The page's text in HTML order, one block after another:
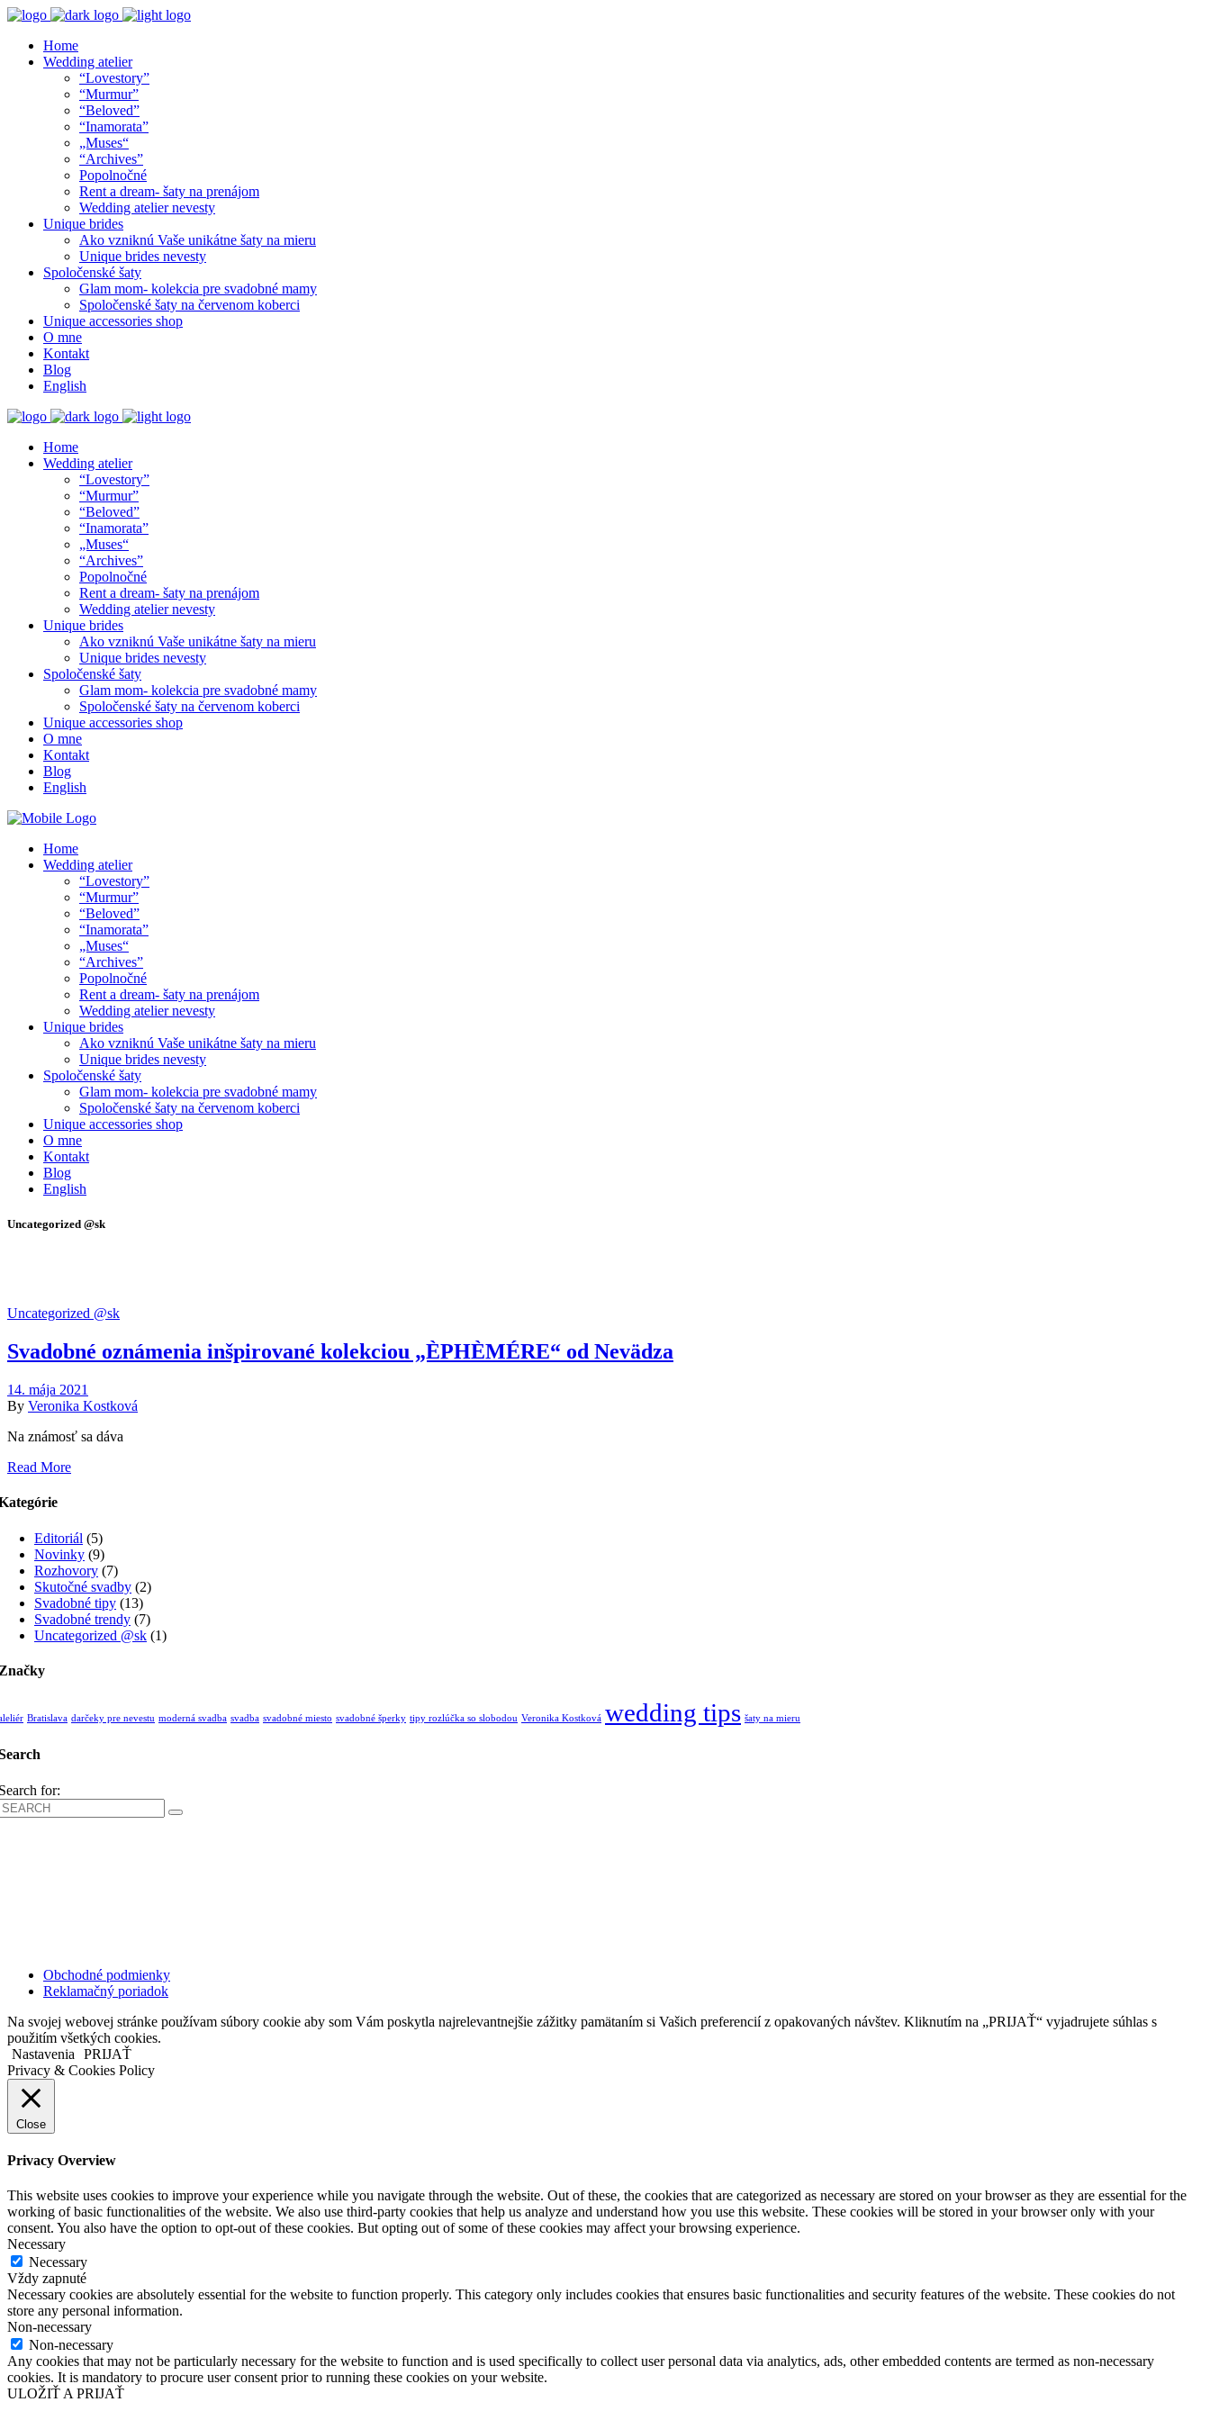
Home
Wedding atelier
“Lovestory”
“Murmur”
“Beloved”
“Inamorata”
„Muses“
“Archives”
Popolnočné
Rent a dream- šaty na prenájom
Wedding atelier nevesty
Unique brides
Ako vzniknú Vaše unikátne šaty na mieru
Unique brides nevesty
Spoločenské šaty
Glam mom- kolekcia pre svadobné mamy
Spoločenské šaty na červenom koberci
Unique accessories shop
O mne
Kontakt
Blog
English
Home
Wedding atelier
“Lovestory”
“Murmur”
“Beloved”
“Inamorata”
„Muses“
“Archives”
Popolnočné
Rent a dream- šaty na prenájom
Wedding atelier nevesty
Unique brides
Ako vzniknú Vaše unikátne šaty na mieru
Unique brides nevesty
Spoločenské šaty
Glam mom- kolekcia pre svadobné mamy
Spoločenské šaty na červenom koberci
Unique accessories shop
O mne
Kontakt
Blog
English
Home
Wedding atelier
“Lovestory”
“Murmur”
“Beloved”
“Inamorata”
„Muses“
“Archives”
Popolnočné
Rent a dream- šaty na prenájom
Wedding atelier nevesty
Unique brides
Ako vzniknú Vaše unikátne šaty na mieru
Unique brides nevesty
Spoločenské šaty
Glam mom- kolekcia pre svadobné mamy
Spoločenské šaty na červenom koberci
Unique accessories shop
O mne
Kontakt
Blog
English
Uncategorized @sk
Uncategorized @sk
Svadobné oznámenia inšpirované kolekciou „ÈPHÈMÉRE“ od Nevädza
14. mája 2021
By Veronika Kostková
Na známosť sa dáva
Read More
Editoriál (5)
Novinky (9)
Rozhovory (7)
Skutočné svadby (2)
Svadobné tipy (13)
Svadobné trendy (7)
Uncategorized @sk (1)
Bratislava darčeky pre nevestu moderná svadba svadba svadobné miesto svadobné šperky tipy rozlúčka so slobodou Veronika Kostková wedding tips šaty na mieru
for:
Obchodné podmienky
Reklamačný poriadok
Na svojej webovej stránke používam súbory cookie aby som Vám poskytla najrelevantnejšie zážitky pamätaním si Vašich preferencií z opakovaných návštev. Kliknutím na „PRIJAŤ“ vyjadrujete súhlas s
použitím všetkých cookies.
Nastavenia
PRIJAŤ
Privacy & Cookies Policy
Close
Privacy Overview
This website uses cookies to improve your experience while you navigate through the website. Out of these, the cookies that are categorized as necessary are stored on your browser as they are essential for the
working of basic functionalities of the website. We also use third-party cookies that help us analyze and understand how you use this website. These cookies will be stored in your browser only with your
consent. You also have the option to opt-out of these cookies. But opting out of some of these cookies may affect your browsing experience.
Necessary
Necessary
Vždy zapnuté
Necessary cookies are absolutely essential for the website to function properly. This category only includes cookies that ensures basic functionalities and security features of the website. These cookies do not
store any personal information.
Non-necessary
Non-necessary
Any cookies that may not be particularly necessary for the website to function and is used specifically to collect user personal data via analytics, ads, other embedded contents are termed as non-necessary
cookies. It is mandatory to procure user consent prior to running these cookies on your website.
ULOŽIŤ A PRIJAŤ